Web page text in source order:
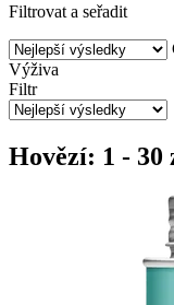
Filtrovat a seřadit
Výživa
Filtr
Hovězí: 1 - 30